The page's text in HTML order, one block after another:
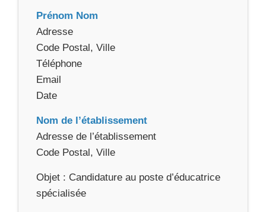
Prénom Nom
Adresse
Code Postal, Ville
Téléphone
Email
Date
Nom de l’établissement
Adresse de l’établissement
Code Postal, Ville
Objet : Candidature au poste d’éducatrice
spécialisée